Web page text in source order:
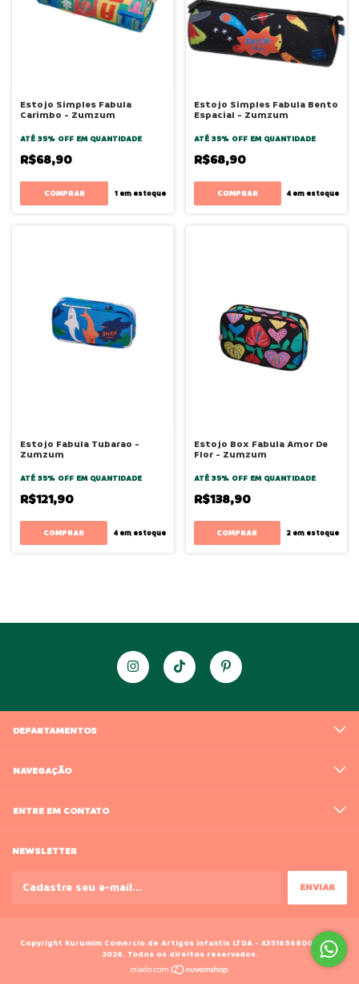
Estojo Simples Fabula
Carimbo - Zumzum
ATÉ 35% OFF EM QUANTIDADE
R$68,90
1em estoque
Estojo Simples Fabula Bento
Espacial - Zumzum
ATÉ 35% OFF EM QUANTIDADE
R$68,90
4 em estoque
Estojo Fabula Tubarao -
Zumzum
ATÉ 35% OFF EM QUANTIDADE
R$121,90
4em estoque
Estojo Box Fabula Amor De
Flor - Zumzum
ATÉ 35% OFF EM QUANTIDADE
R$138,90
2 em estoque
DEPARTAMENTOS
NAVEGAÇÃO
ENTRE EM CONTATO
NEWSLETTER
Copyright Kurumim Comercio de Artigos Infantis LTDA - 43516968000188 -
2026. Todos os direitos reservados.